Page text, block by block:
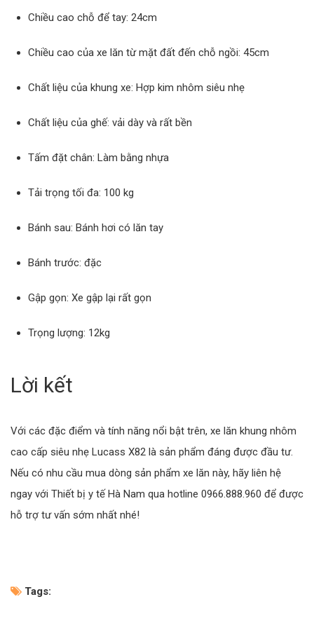
Chiều cao chỗ để tay: 24cm
Chiều cao của xe lăn từ mặt đất đến chỗ ngồi: 45cm
Chất liệu của khung xe: Hợp kim nhôm siêu nhẹ
Chất liệu của ghế: vải dày và rất bền
Tấm đặt chân: Làm bằng nhựa
Tải trọng tối đa: 100 kg
Bánh sau: Bánh hơi có lăn tay
Bánh trước: đặc
Gập gọn: Xe gập lại rất gọn
Trọng lượng: 12kg
Lời kết
Với các đặc điểm và tính năng nổi bật trên, xe lăn khung nhôm
cao cấp siêu nhẹ Lucass X82 là sản phẩm đáng được đầu tư.
Nếu có nhu cầu mua dòng sản phẩm xe lăn này, hãy liên hệ
ngay với Thiết bị y tế Hà Nam qua hotline 0966.888.960 để được
hỗ trợ tư vấn sớm nhất nhé!
Tags: